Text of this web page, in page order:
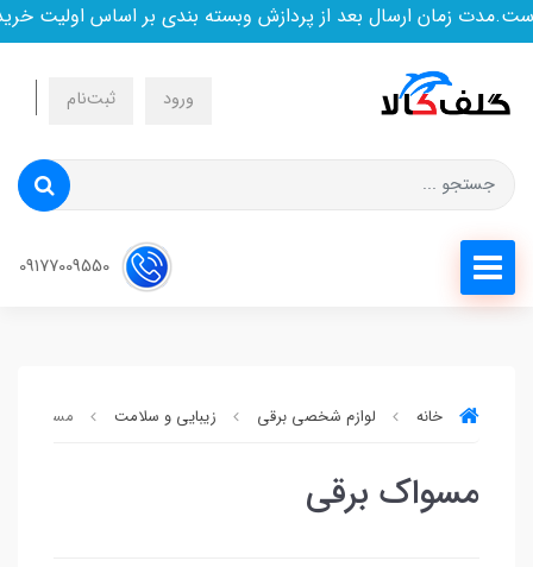
زمان ارسال بعد از پردازش وبسته بندی بر اساس اولیت
ورود ثبت‌نام
خانه لوازم شخصی برقی زیبایی و سلامت مسواک
مسواک برقی